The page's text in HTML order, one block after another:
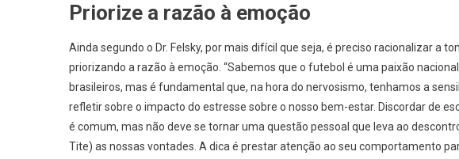
Priorize a razão à emoção
Ainda segundo o Dr. Felsky, por mais difícil que seja, é preciso racionalizar a
priorizando a razão à emoção. “Sabemos que o futebol é uma paixão
brasileiros, mas é fundamental que, na hora do nervosismo, tenhamos a
refletir sobre o impacto do estresse sobre o nosso bem-estar. Discordar de
é comum, mas não deve se tornar uma questão pessoal que leva ao
Tite) as nossas vontades. A dica é prestar atenção ao seu comportamento